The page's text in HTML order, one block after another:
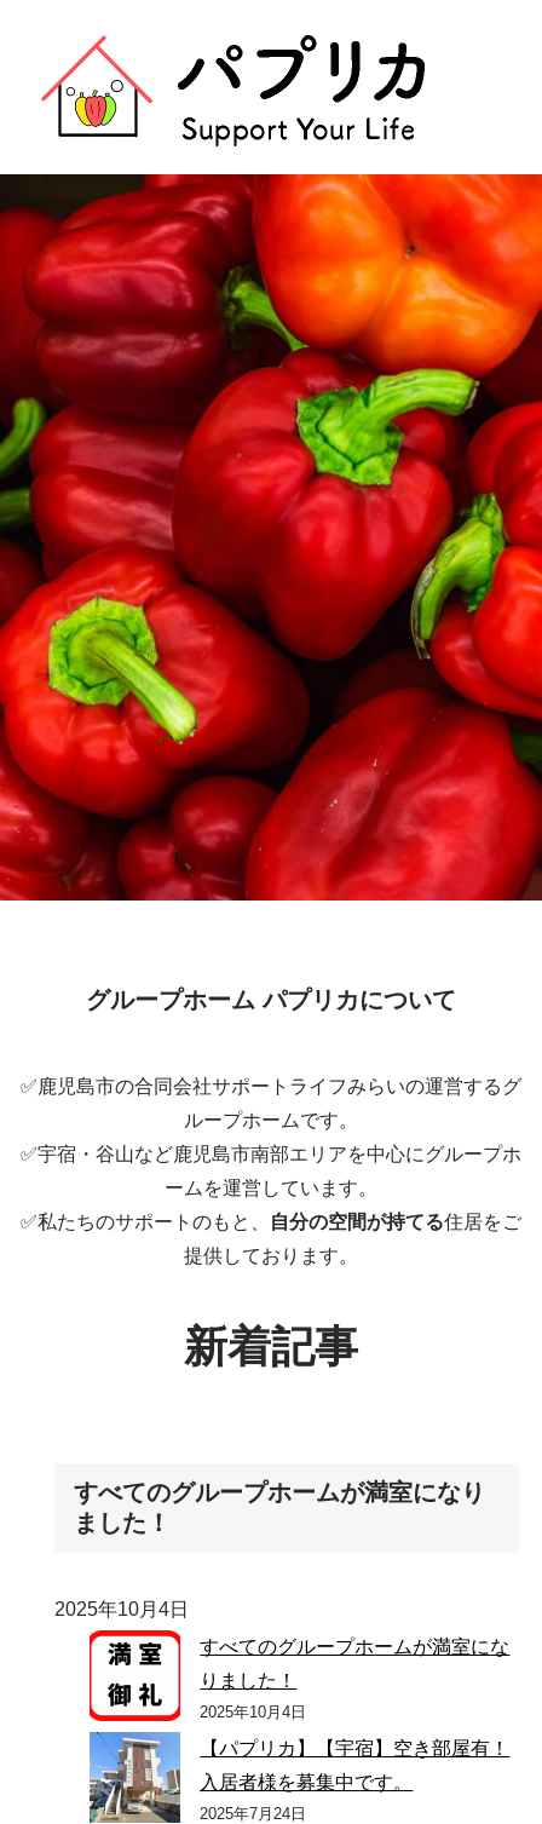
グループホーム パプリカについて
✅鹿児島市の合同会社サポートライフみらいの運営するグ
ループホームです。
✅宇宿・谷山など鹿児島市南部エリアを中心にグループホ
ームを運営しています。
✅私たちのサポートのもと、
自分の空間が持てる住居をご
提供しております。
新着記事
すべてのグループホームが満室になり
ました！
2025年10月4日
すべてのグループホームが満室にな
りました！
2025年10月4日
【パプリカ】【宇宿】空き部屋有！
入居者様を募集中です。
2025年7月24日